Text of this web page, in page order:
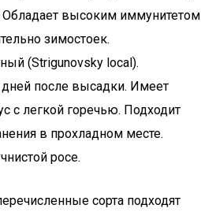
Обладает высоким иммунитетом
зимостоек.
(Strigunovsky local).
после высадки. Имеет
с легкой горечью. Подходит
в прохладном месте.
росе.
сорта подходят